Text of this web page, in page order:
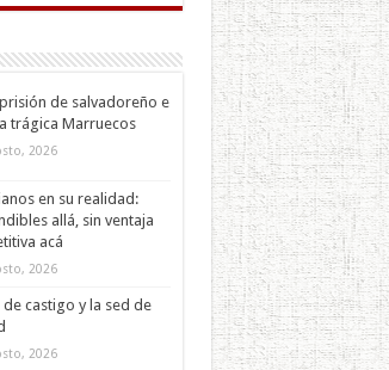
de salvadoreño e
trágica Marruecos
2026
en su realidad:
allá, sin ventaja
acá
2026
de castigo y la sed de
2026